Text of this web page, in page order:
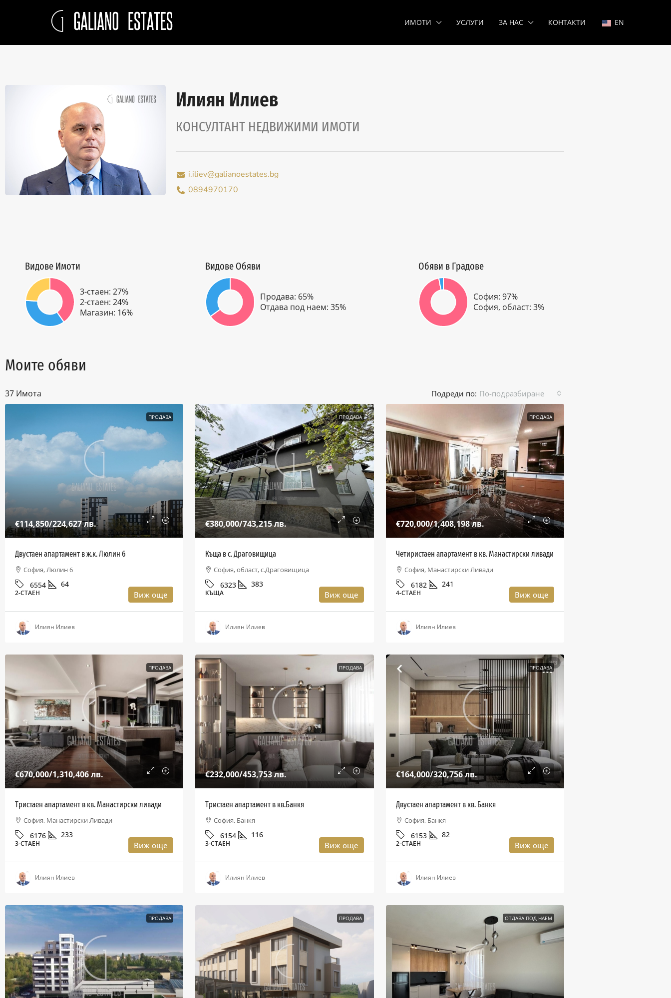
ИМОТИ УСЛУГИ ЗА НАС КОНТАКТИ EN
Илиян Илиев
КОНСУЛТАНТ НЕДВИЖИМИ ИМОТИ
i.iliev@galianoestates.bg
0894970170
Видове Имоти
3-стаен: 27%
2-стаен: 24%
Магазин: 16%
Видове Обяви
Продава: 65%
Отдава под наем: 35%
Обяви в Градове
София: 97%
София, област: 3%
Моите обяви
37 Имотa Подреди по: По-подразбиране
ПРОДАВА
€114,850/224,627 лв.
Двустаен апартамент в ж.к. Люлин 6
София, Люлин 6
6554 64
2-СТАЕН Виж още
Илиян Илиев
ПРОДАВА
€380,000/743,215 лв.
Къща в с. Драговищица
София, област, с.Драговищица
6323 383
КЪЩА Виж още
Илиян Илиев
ПРОДАВА
€720,000/1,408,198 лв.
Четиристаен апартамент в кв. Манастирски ливади
София, Манастирски Ливади
6182 241
4-СТАЕН Виж още
Илиян Илиев
ПРОДАВА
€670,000/1,310,406 лв.
Тристаен апартамент в кв. Манастирски ливади
София, Манастирски Ливади
6176 233
3-СТАЕН Виж още
Илиян Илиев
ПРОДАВА
€232,000/453,753 лв.
Тристаен апартамент в кв.Банкя
София, Банкя
6154 116
3-СТАЕН Виж още
Илиян Илиев
ПРОДАВА
€164,000/320,756 лв.
Двустаен апартамент в кв. Банкя
София, Банкя
6153 82
2-СТАЕН Виж още
Илиян Илиев
ПРОДАВА ПРОДАВА ОТДАВА ПОД НАЕМ